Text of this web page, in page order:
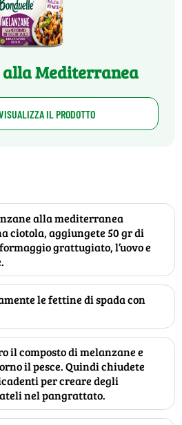
Mediterranea
IL PRODOTTO
alla mediterranea
ciotola, aggiungete 50 gr di
grattugiato, l’uovo e
le fettine di spada con
il composto di melanzane e
il pesce. Quindi chiudete
per creare degli
nel pangrattato.